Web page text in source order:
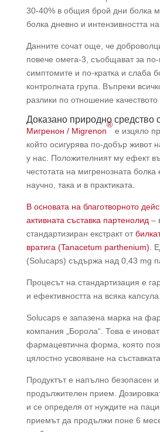
30-40% в общия брой дни болка
болка дневно и интензивността
Данните сочат още, че
повече омега-3, съобщават за по-
симптомите и по-кратка и слаба
контролната група. Въпреки
разлики по отношение качеството
Доказано природно средство
Мигренон / Migrenon
®
е изцяло
който осигурява по-добър живот
у нас. Положителният му ефект
честотата на мигренозната болка
научно, така и в практиката.
В основата на благотворното
активната съставка партенолид –
стандартизиран екстракт от
вратига (Tanacetum parthenium) .
(Solucaps) съдържа над 0,43 mg
Процесът на стандартизация е
и ефективността на всяка капсула.
Solucaps е запазена марка на
компания „Борола“. Това е
фармацевтична форма, която
цялостно усвояване на съставката.
Продуктът е напълно безопасен
продължителен прием.
и се определя от нуждите на
приемът да продължи поне 6